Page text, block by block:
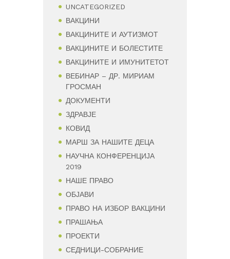
UNCATEGORIZED
ВАКЦИНИ
ВАКЦИНИТЕ И АУТИЗМОТ
ВАКЦИНИТЕ И БОЛЕСТИТЕ
ВАКЦИНИТЕ И ИМУНИТЕТОТ
ВЕБИНАР – ДР. МИРИАМ
ГРОСМАН
ДОКУМЕНТИ
ЗДРАВЈЕ
КОВИД
МАРШ ЗА НАШИТЕ ДЕЦА
НАУЧНА КОНФЕРЕНЦИЈА
2019
НАШЕ ПРАВО
ОБЈАВИ
ПРАВО НА ИЗБОР ВАКЦИНИ
ПРАШАЊА
ПРОЕКТИ
СЕДНИЦИ-СОБРАНИЕ